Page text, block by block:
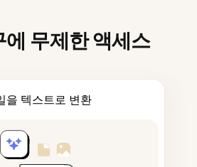
에 무제한 액세스
을 텍스트로 변환